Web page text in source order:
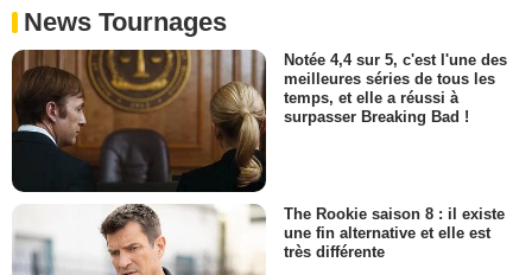
News Tournages
Notée 4,4 sur 5, c'est l'une des
meilleures séries de tous les
temps, et elle a réussi à
surpasser Breaking Bad !
The Rookie saison 8 : il existe
une fin alternative et elle est
très différente